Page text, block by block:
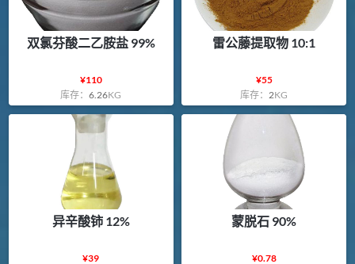
双氯芬酸二乙胺盐 99%
¥110
库存：6.26KG
雷公藤提取物 10:1
¥55
库存：2KG
异辛酸铈 12%
¥39
蒙脱石 90%
¥0.78